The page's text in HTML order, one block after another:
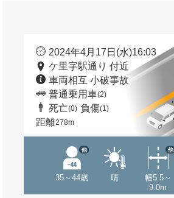
2024年4月17日(水)16:03
ケ里字駅通り 付近
車両相互 小破事故
普通乗用車(2)
死亡(0) 負傷(1)
距離278m
35～44歳
他
晴
幅5.5～
9.0m
他